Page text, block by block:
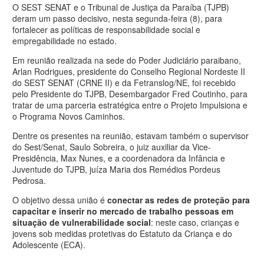
O SEST SENAT e o Tribunal de Justiça da Paraíba (TJPB)
deram um passo decisivo, nesta segunda-feira (8), para
fortalecer as políticas de responsabilidade social e
empregabilidade no estado.
Em reunião realizada na sede do Poder Judiciário paraibano,
Arlan Rodrigues, presidente do Conselho Regional Nordeste II
do SEST SENAT (CRNE II) e da Fetranslog/NE, foi recebido
pelo Presidente do TJPB, Desembargador Fred Coutinho, para
tratar de uma parceria estratégica entre o Projeto Impulsiona e
o Programa Novos Caminhos.
Dentre os presentes na reunião, estavam também o supervisor
do Sest/Senat, Saulo Sobreira, o juiz auxiliar da Vice-
Presidência, Max Nunes, e a coordenadora da Infância e
Juventude do TJPB, juíza Maria dos Remédios Pordeus
Pedrosa.
O objetivo dessa união é conectar as redes de proteção para
capacitar e inserir no mercado de trabalho pessoas em
situação de vulnerabilidade social: neste caso, crianças e
jovens sob medidas protetivas do Estatuto da Criança e do
Adolescente (ECA).